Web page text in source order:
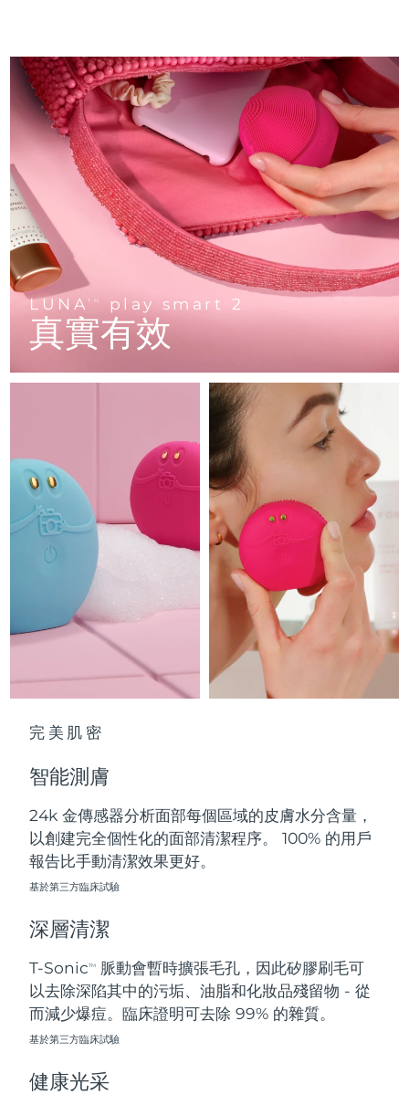
LUNATM play smart 2
真實有效
完美肌密
智能測膚
24k 金傳感器分析面部每個區域的皮膚水分含量，
以創建完全個性化的面部清潔程序。 100% 的用戶
報告比手動清潔效果更好。
基於第三方臨床試驗
深層清潔
T-SonicTM
脈動會暫時擴張毛孔，因此矽膠刷毛可
以去除深陷其中的污垢、油脂和化妝品殘留物 - 從
而減少爆痘。臨床證明可去除 99% 的雜質。
基於第三方臨床試驗
健康光采
Travel-friendly IPL hair removal
PEACH™ Cooling Prep Gel
Cooling IPL hair removal gel
Firming body serum
ESPADA™ 2
Acne treatment device
ESPADA™ Blemish Solution
Concentrated acne gel
ESPADA™ 設備
All acne treatment devices
IRIS™ 2
Rejuvenating eye massager
眼部護膚
Advanced eye care treatment
眼部護理設備
All revitalizing eye massagers
KIWI™ derma
Diamond microdermabrasion .
KIWI™
Blackhead remover
KIWI™ 皮肤护理
Advanced pore care essentials
LUNA™ 4 hair
2-in-1 LED scalp massager
FLIP™ play advanced
LED light hairbrush
LUNA™ Dual-Peptide Scalp
For healthy hair
牙齒美白
NEW
issa™ Teeth Whitening Set
Dual LED + sonic device & 18% PAP gel
issa™ Teeth Whitening Gel
18% PAP
更多的
護膚品 男士
FOREO APP
關於我們
匈牙利 預計送達日期8/10/26
冰島 預計送達日期8/11/26
預計送達日期8/8/26
愛爾蘭 預計送達日期8/10/26
曼島
以色列 預計送達日期8/14/26
義大利
日本 預計送達日期8/13/26
預計送達日期 8/15/26
哈薩克 8/12/26
科威特 預計送達日期 8/10/26
拉脫維亞 預計送達日期 8/10/26
預計送達日期 8/11/26
立陶宛 預計送達日期 8/10/26
盧森堡 預計送達日期 8/10/26
馬爾他
墨西哥 預計送達日期 8/14/26
摩納哥
荷蘭
紐西蘭 預計送達日期8/10/26
挪威 預計送達日期